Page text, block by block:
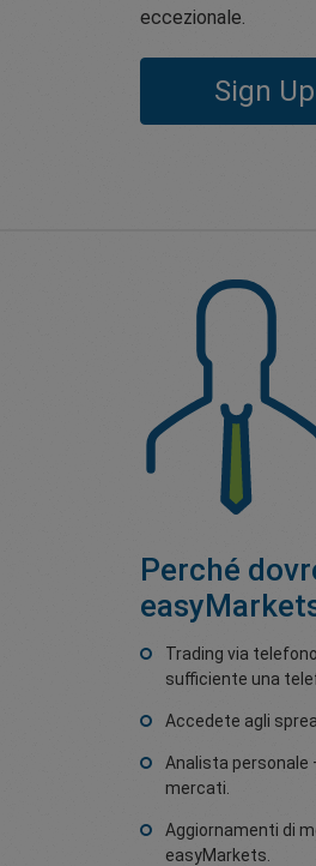
eccezionale.
Sign
Perché
Trading via
sufficiente una
Accedete agli
Analista personale
mercati.
Aggiornamenti di
easyMarkets.